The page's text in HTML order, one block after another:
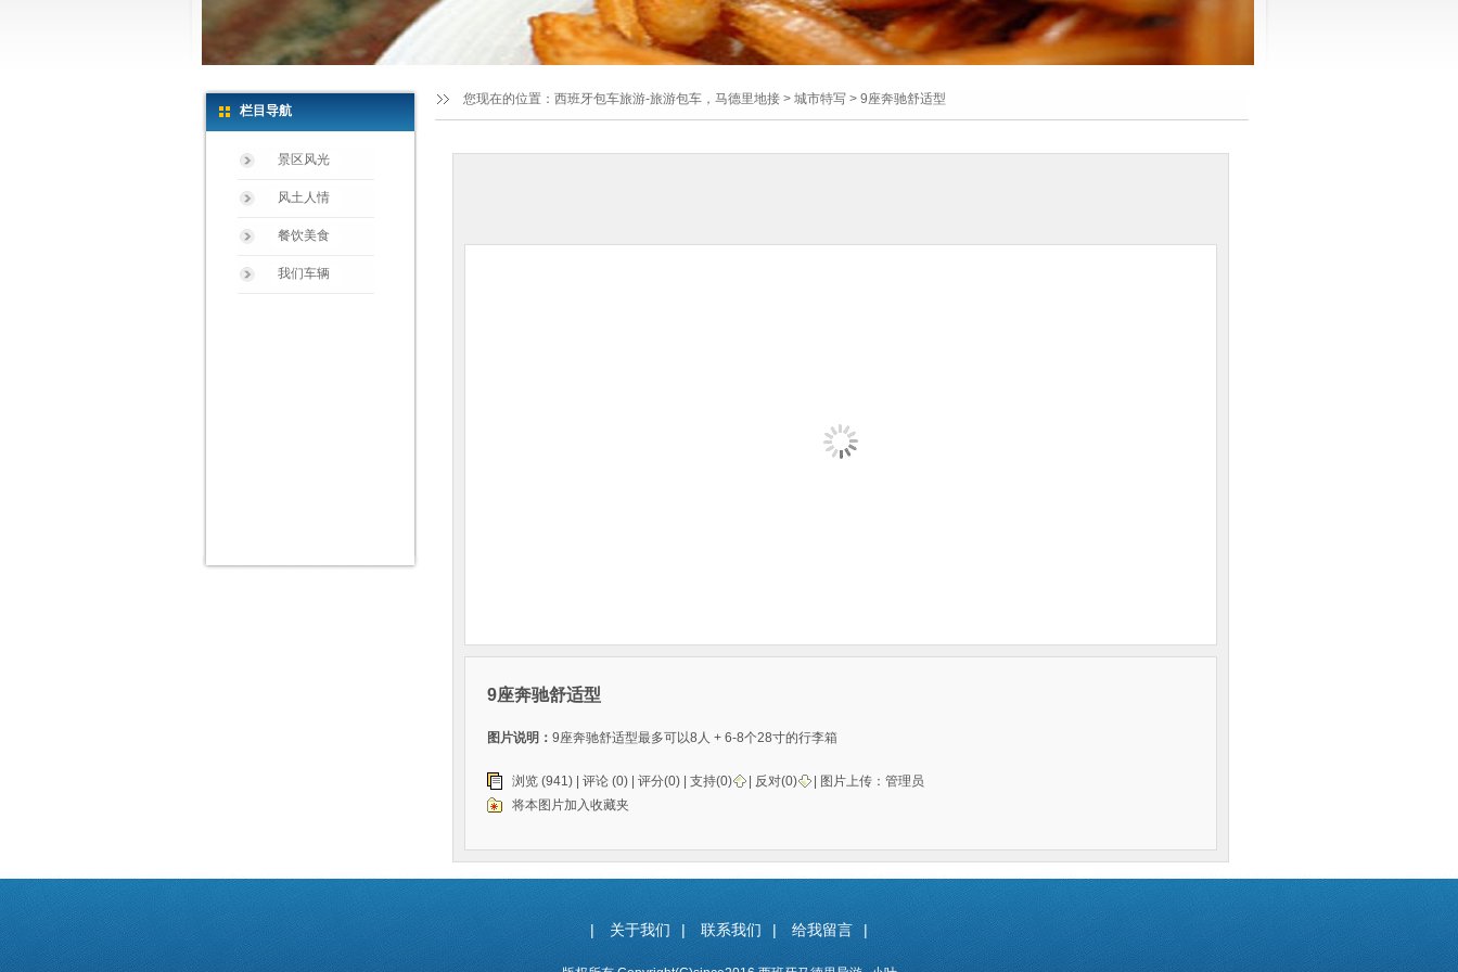
1 2 3
您现在的位置： 西班牙包车旅游-旅游包车，马德里地接 > 城市特写 > 9座奔驰舒适型
栏目导航
景区风光
风土人情
餐饮美食
我们车辆
9座奔驰舒适型
图片说明： 9座奔驰舒适型最多可以8人 + 6-8个28寸的行李箱
浏览 (941) | 评论 (0) | 评分(0) | 支持(0) 反对(0) | 图片上传： 管理员
将本图片加入收藏夹
| 关于我们 | 联系我们 | 给我留言 |